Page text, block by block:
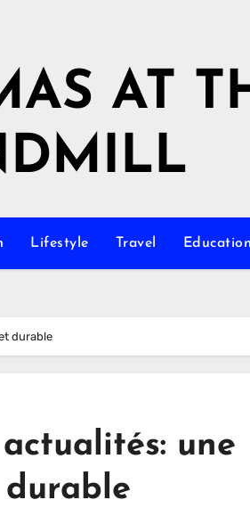
AT
Lifestyle Travel Education
durable
une